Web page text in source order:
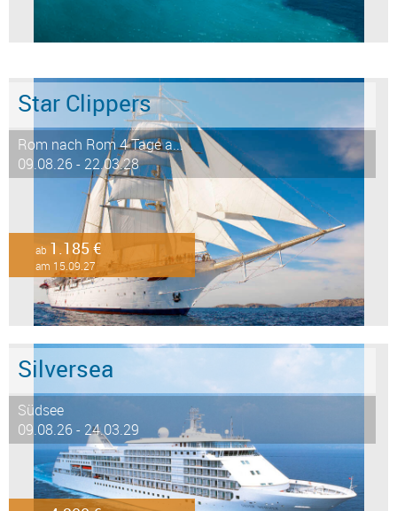
Star Clippers
Rom nach Rom 4 Tage a...
09.08.26 - 22.03.28
ab 1.185 €
am 15.09.27
Silversea
Südsee
09.08.26 - 24.03.29